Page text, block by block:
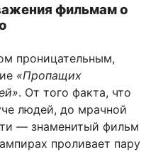
фильмам о
проницательным,
«Пропащих
. От того факта, что
людей, до мрачной
— знаменитый фильм
проливает пару